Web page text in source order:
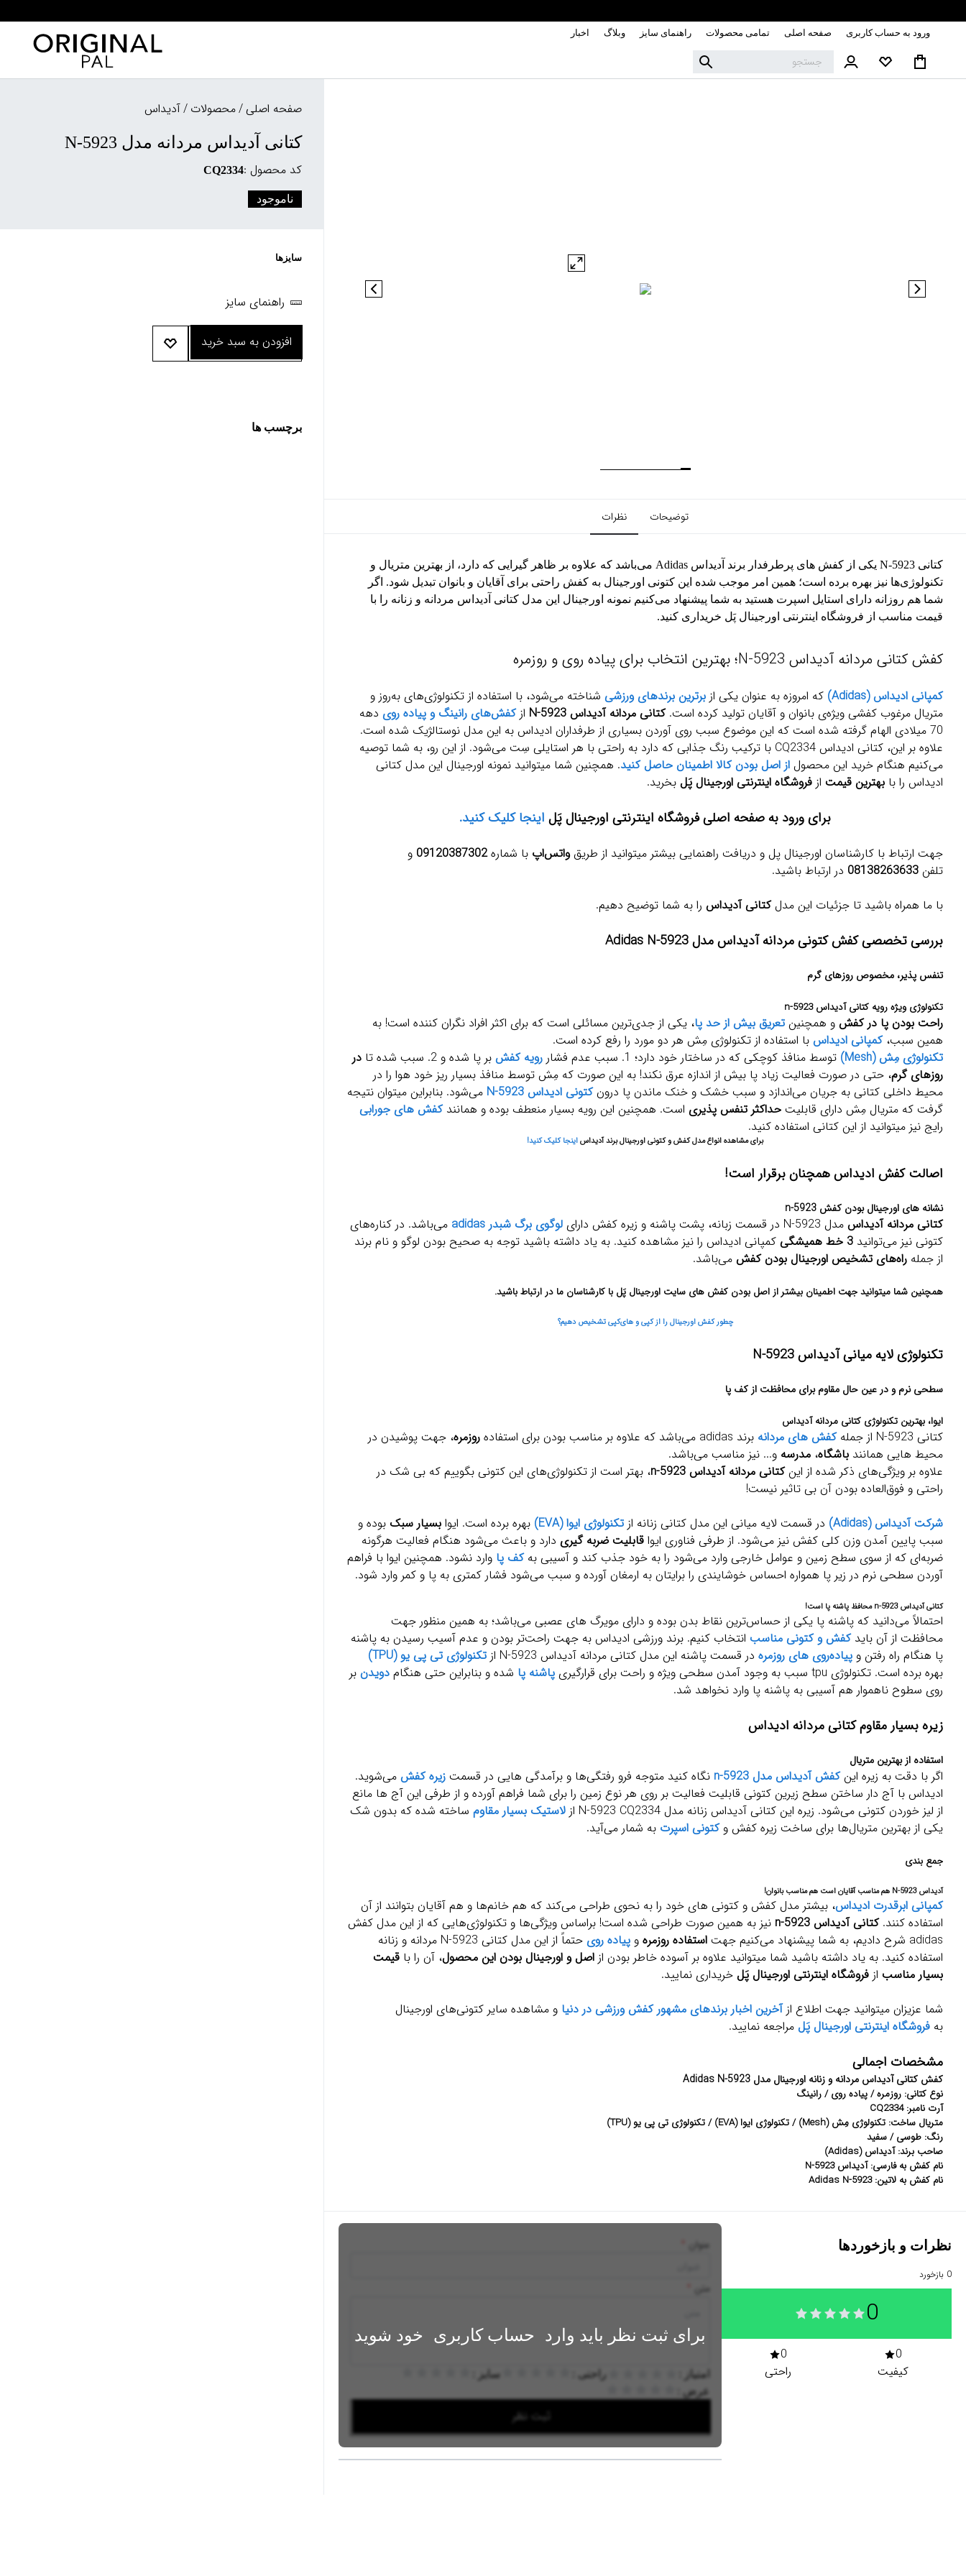
ورود به حساب کاربری صفحه اصلی تمامی محصولات راهنمای سایز وبلاگ اخبار
توضیحات نظرات
کتانی N-5923 یکی از کفش های پرطرفدار برند آدیداس Adidas می‌باشد که علاوه بر ظاهر گیرایی که دارد، از بهترین متریال و
تکنولوژی‌ها نیز بهره برده است؛ همین امر موجب شده این کتونی اورجینال به کفش راحتی برای آقایان و بانوان تبدیل شود. اگر
شما هم روزانه دارای استایل اسپرت هستید به شما پیشنهاد می‌کنیم نمونه اورجینال این مدل کتانی آدیداس مردانه و زنانه را با
قیمت مناسب از فروشگاه اینترنتی اورجینال پَل خریداری کنید.
کفش کتانی مردانه آدیداس N-5923؛ بهترین انتخاب برای پیاده روی و روزمره
کمپانی ادیداس (Adidas) که امروزه به عنوان یکی از برترین برندهای ورزشی شناخته می‌شود، با استفاده از تکنولوژی‌های به‌روز و
متریال مرغوب کفشی ویژه‌ی بانوان و آقایان تولید کرده است.کتانی مردانه آدیداس N-5923 ازکفش‌های رانینگ و پیاده روی دهه
70 میلادی الهام گرفته شده است که این موضوع سبب روی آوردن بسیاری از طرفداران ادیداس به این مدل نوستالژیک شده است.
علاوه بر این، کتانی ادیداس CQ2334 با ترکیب رنگ جذابی که دارد به راحتی با هر استایلی سِت می‌شود. از این رو، به شما توصیه
می‌کنیم هنگام خرید این محصول از اصل بودن کالا اطمینان حاصل کنید. همچنین شما میتوانید نمونه اورجینال این مدل کتانی
ادیداس را با بهترین قیمت از فروشگاه اینترنتی اورجینال پَل بخرید.
برای ورود به صفحه اصلی فروشگاه اینترنتی اورجینال پَل اینجا کلیک کنید.
جهت ارتباط با کارشناسان اورجینال پل و دریافت راهنمایی بیشتر میتوانید از طریقواتس‌اپ با شماره09120387302 و
تلفن 08138263633 در ارتباط باشید.
با ما همراه باشید تا جزئیات این مدلکتانی آدیداس را به شما توضیح دهیم.
بررسی تخصصی کفش کتونی مردانه آدیداس مدل Adidas N-5923
تنفس پذیر، مخصوص روزهای گرم
تکنولوژی ویژه رویه کتانی آدیداس n-5923
راحت بودن پا در کفش و همچنین تعریق بیش از حد پا، یکی از جدی‌ترین مسائلی است که برای اکثر افراد نگران کننده است! به
همین سبب،کمپانی ادیداس با استفاده از تکنولوژی مِش هر دو مورد را رفع کرده است.
تکنولوژی مِش (Mesh)
توسط منافذ کوچکی که در ساختار خود دارد؛ 1. سبب عدم فشار رویه کفش بر پا شده و 2. سبب شده تا
در
روزهای گرم، حتی در صورت فعالیت زیاد پا بیش از اندازه عرق نکند! به این صورت که مِش توسط منافذ بسیار ریز خود هوا را در
محیط داخلی کتانی به جریان می‌اندازد و سبب خشک و خنک ماندن پا درونکتونی ادیداس N-5923
می‌شود. بنابراین میتوان نتیجه
گرفت که متریال مِش دارای قابلیت حداکثر تنفس پذیری است. همچنین این رویه بسیار منعطف بوده و همانندکفش های جورابی
رایج نیز میتوانید از این کتانی استفاده کنید.
برای مشاهده انواع مدل کفش و کتونی اورجینال برند آدیداساینجا کلیک کنید!
اصالت کفش ادیداس همچنان برقرار است!
نشانه های اورجینال بودن کفش n-5923
کتانی مردانه آدیداس مدل N-5923 در قسمت زبانه، پشت پاشنه و زیره کفش دارای لوگوی برگ شبدر adidas
می‌باشد. در کناره‌های
کتونی نیز می‌توانید 3 خط همیشگی
کمپانی ادیداس را نیز مشاهده کنید. به یاد داشته باشید توجه به صحیح بودن لوگو و نام برند
از جمله راه‌های تشخیص اورجینال بودن کفش می‌باشد.
همچنین شما میتوانید جهت اطمینان بیشتر از اصل بودن کفش های سایت اورجینال پَل با کارشناسان ما در ارتباط باشید.
چطور کفش اورجینال را از کپی و های‌کپی تشخیص دهیم؟
تکنولوژی لایه میانی آدیداس N-5923
سطحی نرم و در عین حال مقاوم برای محافظت از کف پا
ایوا، بهترین تکنولوژی کتانی مردانه آدیداس
کتانی N-5923 از جمله کفش های مردانه برند adidas می‌باشد که علاوه بر مناسب بودن برای استفاده روزمره، جهت پوشیدن در
محیط هایی همانند باشگاه، مدرسه و... نیز مناسب می‌باشد.
علاوه بر ویژگی‌های ذکر شده از اینکتانی مردانه آدیداس n-5923
، بهتر است از تکنولوژی‌های این کتونی بگوییم که بی شک در
راحتی و فوق‌العاده بودن آن بی تاثیر نیست!
شرکت آدیداس (Adidas)
در قسمت لایه میانی این مدل کتانی زنانه از تکنولوژی ایوا (EVA) بهره برده است. ایوا بسیار سبک بوده و
سبب پایین آمدن وزن کلی کفش نیز می‌شود. از طرفی فناوری ایوا قابلیت ضربه گیری دارد و باعث می‌شود هنگام فعالیت هرگونه
ضربه‌ای که از سوی سطح زمین و عوامل خارجی وارد می‌شود را به خود جذب کند و آسیبی بهکف پا وارد نشود. همچنین ایوا با فراهم
آوردن سطحی نرم در زیر پا همواره احساس خوشایندی را برایتان به ارمغان آورده و سبب می‌شود فشار کمتری به پا و کمر وارد شود.
کتانی آدیداس n-5923 محافظ پاشنه پا است!
احتمالاً می‌دانید که پاشنه پا یکی از حساس‌ترین نقاط بدن بوده و دارای مویرگ های عصبی می‌باشد؛ به همین منظور جهت
محافظت از آن بایدکفش و کتونی مناسب انتخاب کنیم. برند ورزشی ادیداس به جهت راحت‌تر بودن و عدم آسیب رسیدن به پاشنه
پا هنگام راه رفتن و پیاده‌روی های روزمره در قسمت پاشنه این مدل کتانی مردانه آدیداس N-5923 از
تکنولوژی تی پی یو (TPU)
بهره برده است. تکنولوژی tpu سبب به وجود آمدن سطحی ویژه و راحت برای قرارگیری
پاشنه پا شده و بنابراین حتی هنگام دویدن بر
روی سطوح ناهموار هم آسیبی به پاشنه پا وارد نخواهد شد.
زیره بسیار مقاوم کتانی مردانه ادیداس
استفاده از بهترین متریال
اگر با دقت به زیره اینکفش آدیداس مدل n-5923 نگاه کنید متوجه فرو رفتگی‌ها و برآمدگی هایی در قسمت زیره کفش می‌شوید.
ادیداس با آج دار ساختن سطح زیرین کتونی قابلیت فعالیت بر روی هر نوع زمین را برای شما فراهم آورده و از طرفی این آج ها مانع
از لیز خوردن کتونی می‌شود. زیره این کتانی آدیداس زنانه مدل N-5923 CQ2334 از
لاستیک بسیار مقاوم ساخته شده که بدون شک
یکی از بهترین متریال‌ها برای ساخت زیره کفش وکتونی اسپرت به شمار می‌آید.
جمع بندی
آدیداس N-5923 هم مناسب آقایان است هم مناسب بانوان!
کمپانی ابرقدرت ادیداس، بیشتر مدل کفش و کتونی های خود را به نحوی طراحی می‌کند که هم خانم‌ها و هم آقایان بتوانند از آن
استفاده کنند.کتانی آدیداس n-5923
نیز به همین صورت طراحی شده است! براساس ویژگی‌ها و تکنولوژی‌هایی که از این مدل کفش
adidas شرح دادیم، به شما پیشنهاد می‌کنیم جهت
استفاده روزمره و پیاده روی
حتماً از این مدل کتانی N-5923 مردانه و زنانه
استفاده کنید. به یاد داشته باشید شما میتوانید علاوه بر آسوده خاطر بودن از اصل و اورجینال بودن این محصول، آن را با قیمت
بسیار مناسب از فروشگاه اینترنتی اورجینال پَل خریداری نمایید.
شما عزیزان میتوانید جهت اطلاع ازآخرین اخبار برندهای مشهور کفش ورزشی در دنیا و مشاهده سایر کتونی‌های اورجینال
به فروشگاه اینترنتی اورجینال پَل مراجعه نمایید.
مشخصات اجمالی
کفش کتانی آدیداس مردانه و زنانه اورجینال مدل Adidas N-5923
نوع کتانی: روزمره / پیاده روی / رانینگ
آرت نامبر: CQ2334
متریال ساخت: تکنولوژی مِش (Mesh) / تکنولوژی ایوا (EVA) / تکنولوژی تی پی یو (TPU)
رنگ: طوسی / سفید
صاحب برند: آدیداس (Adidas)
نام کفش به فارسی: آدیداس N-5923
نام کفش به لاتین: Adidas N-5923
نظرات و بازخوردها
0 بازخورد
0
0
کیفیت
0
راحتی
برای ثبت نظر باید وارد حساب کاربری خود شوید
عنوان
متن
امتیاز : راحتی :
سایز :
عرض :
ثبت نظر
صفحه اصلی/محصولات /آدیداس
کتانی آدیداس مردانه مدل N-5923
کد محصول :CQ2334
ناموجود
سایزها
راهنمای سایز
افزودن به سبد خرید
برچسب ها